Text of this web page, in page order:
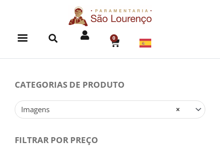
0
CART
CATEGORIAS DE PRODUTO
×
Imagens
FILTRAR POR PREÇO